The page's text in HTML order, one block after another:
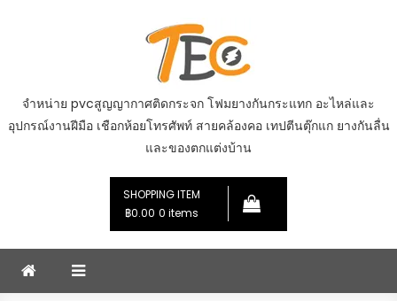
จำหน่าย pvcสูญญากาศติดกระจก โฟมยางกันกระแทก อะไหล่และ
อุปกรณ์งานฝีมือ เชือกห้อยโทรศัพท์ สายคล้องคอ เทปตีนตุ๊กแก ยางกันลื่น
และของตกแต่งบ้าน
SHOPPING ITEM
฿0.00 0 items